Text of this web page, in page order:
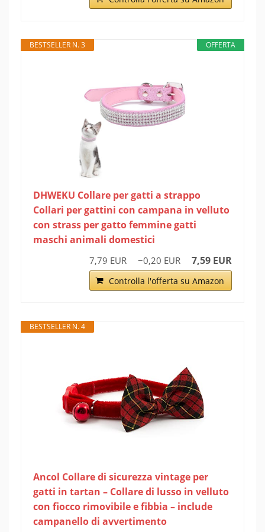
OFFERTA
BESTSELLER N. 3
DHWEKU Collare per gatti a strappo
Collari per gattini con campana in velluto
con strass per gatto femmine gatti
maschi animali domestici
7,79 EUR −0,20 EUR 7,59 EUR
Controlla l'offerta su Amazon
BESTSELLER N. 4
Ancol Collare di sicurezza vintage per
gatti in tartan – Collare di lusso in velluto
con fiocco rimovibile e fibbia – include
campanello di avvertimento